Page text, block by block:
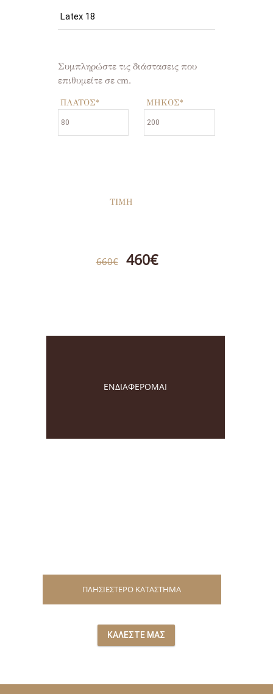
Συμπληρώστε τις διάστασεις που
επιθυμείτε σε cm.
ΠΛΑΤΟΣ* ΜΗΚΟΣ*
ΤΙΜΗ
660€ 460€
ΕΝΔΙΑΦΕΡΟΜΑΙ
ΠΛΗΣΙΕΣΤΕΡΟ ΚΑΤΑΣΤΗΜΑ
ΚΑΛΕΣΤΕ ΜΑΣ